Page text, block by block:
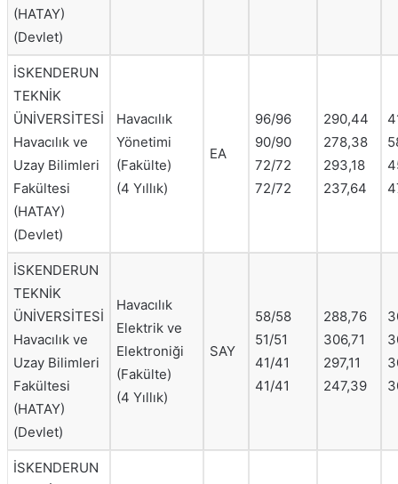
(HATAY)
(Devlet)
İSKENDERUN
TEKNİK
ÜNİVERSİTESİ
Havacılık ve
Uzay Bilimleri
Fakültesi
(HATAY)
(Devlet)
Havacılık
Yönetimi
(Fakülte)
(4 Yıllık)
EA
96/96
90/90
72/72
72/72
290,44
278,38
293,18
237,64
İSKENDERUN
TEKNİK
ÜNİVERSİTESİ
Havacılık ve
Uzay Bilimleri
Fakültesi
(HATAY)
(Devlet)
Havacılık
Elektrik ve
Elektroniği
(Fakülte)
(4 Yıllık)
SAY
58/58
51/51
41/41
41/41
288,76
306,71
297,11
247,39
İSKENDERUN